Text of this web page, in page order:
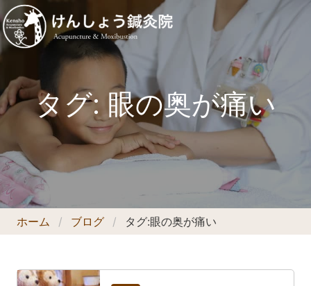
タグ: 眼の奥が痛い
ホーム ブログ タグ:眼の奥が痛い